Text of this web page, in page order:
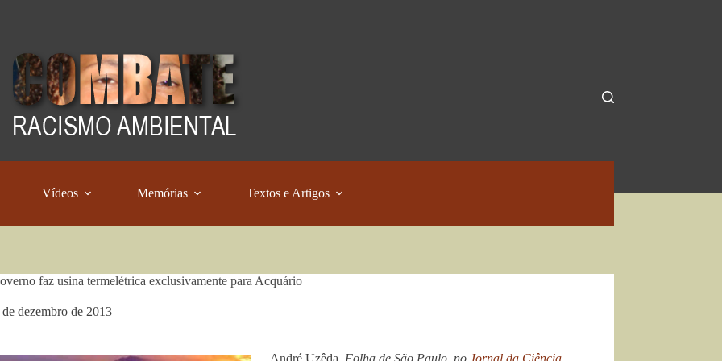
Vídeos Memórias Textos e Artigos
faz usina termelétrica exclusivamente para Acquário
de dezembro de 2013
André Uzêda, Folha de São Paulo, noJornal da Ciência